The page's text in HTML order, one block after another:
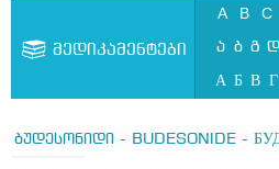
მედიკამენტები
A B C
ა ბ გ დ
А Б В Г
ბუდესონიდი - BUDESONIDE -